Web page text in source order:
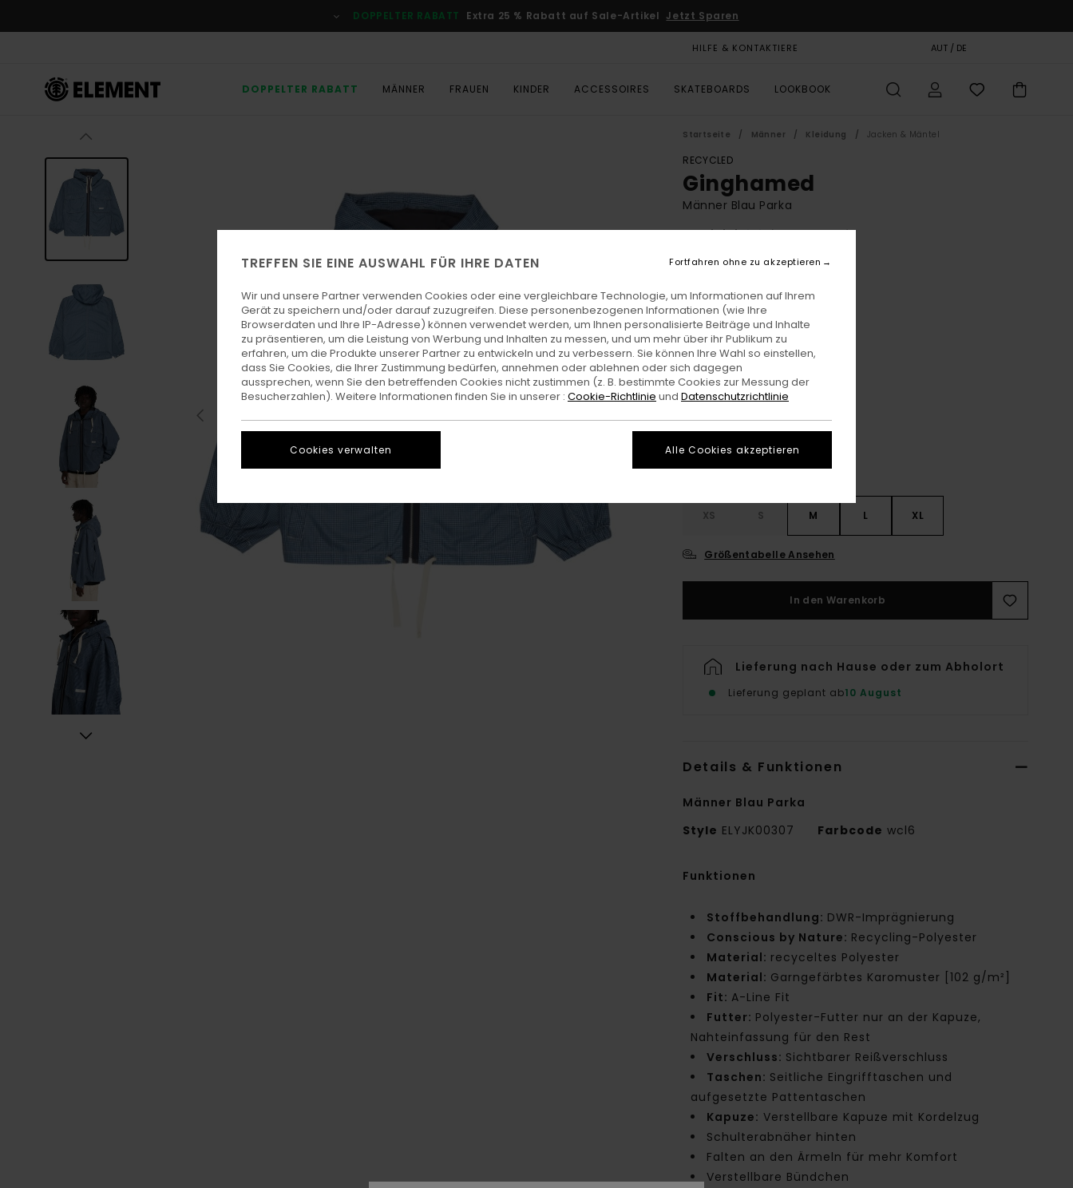
Produktinformation
DOPPELTER RABATT Extra 25 % Rabatt auf Sale-Artikel Jetzt Sparen
HILFE & KONTAKTIERE AUT / DE
DOPPELTER RABATT MÄNNER FRAUEN KINDER ACCESSOIRES SKATEBOARDS LOOKBOOK
Startseite Männer Kleidung Jacken & Mäntel
RECYCLED
Ginghamed
Männer Blau Parka
3.0
ECO-BONUS
€ 56,24
SALE
DOPPELTER RABATT EXTRA 25 %
Farbe Gingham Checks
XS S M L XL
Größentabelle Ansehen
In den Warenkorb
Lieferung nach Hause oder zum Abholort
Lieferung geplant ab10 August
Details & Funktionen
Männer Blau Parka
Style ELYJK00307 Farbcode wcl6
Funktionen
Stoffbehandlung: DWR-Imprägnierung
Conscious by Nature: Recycling-Polyester
Material: recyceltes Polyester
Material: Garngefärbtes Karomuster [102 g/m²]
Fit: A-Line Fit
Futter: Polyester-Futter nur an der Kapuze,
Nahteinfassung für den Rest
Verschluss: Sichtbarer Reißverschluss
Taschen: Seitliche Eingrifftaschen und
aufgesetzte Pattentaschen
Kapuze: Verstellbare Kapuze mit Kordelzug
Schulterabnäher hinten
Falten an den Ärmeln für mehr Komfort
Verstellbare Bündchen
TREFFEN SIE EINE AUSWAHL FÜR IHRE DATEN
Wir und unsere Partner verwenden Cookies oder eine vergleichbare Technologie, um Informationen auf Ihrem
Gerät zu speichern und/oder darauf zuzugreifen. Diese personenbezogenen Informationen (wie Ihre
Browserdaten und Ihre IP-Adresse) können verwendet werden, um Ihnen personalisierte Beiträge und Inhalte
zu präsentieren, um die Leistung von Werbung und Inhalten zu messen, und um mehr über ihr Publikum zu
erfahren, um die Produkte unserer Partner zu entwickeln und zu verbessern. Sie können Ihre Wahl so einstellen,
dass Sie Cookies, die Ihrer Zustimmung bedürfen, annehmen oder ablehnen oder sich dagegen
aussprechen, wenn Sie den betreffenden Cookies nicht zustimmen (z. B. bestimmte Cookies zur Messung der
Besucherzahlen). Weitere Informationen finden Sie in unserer : Cookie-Richtlinie und Datenschutzrichtlinie
Cookies verwalten
Fortfahren ohne zu akzeptieren
Alle Cookies akzeptieren